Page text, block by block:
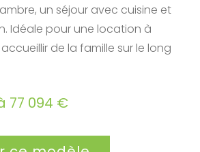
un séjour avec cuisine et
Idéale pour une location à
de la famille sur le long
77 094 €